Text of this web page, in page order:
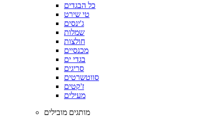
כל הבגדים
טי שירט
ג'ינסים
שמלות
חולצות
מכנסיים
בגדי ים
סריגים
סווטשרטים
ז'קטים
מעילים
מותגים מובילים